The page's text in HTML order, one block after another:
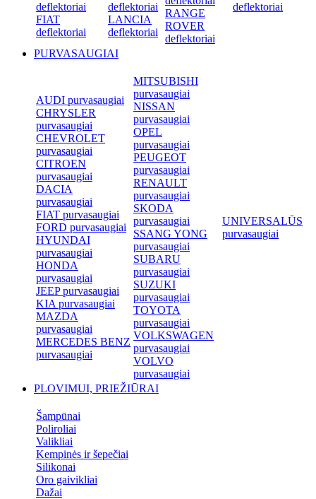
deflektoriai
FIAT
deflektoriai
deflektoriai
LANCIA
deflektoriai
RANGE
ROVER
deflektoriai
deflektoriai
PURVASAUGIAI
AUDI purvasaugiai
CHRYSLER
purvasaugiai
CHEVROLET
purvasaugiai
CITROEN
purvasaugiai
DACIA
purvasaugiai
FIAT purvasaugiai
FORD purvasaugiai
HYUNDAI
purvasaugiai
HONDA
purvasaugiai
JEEP purvasaugiai
KIA purvasaugiai
MAZDA
purvasaugiai
MERCEDES BENZ
purvasaugiai
MITSUBISHI
purvasaugiai
NISSAN
purvasaugiai
OPEL
purvasaugiai
PEUGEOT
purvasaugiai
RENAULT
purvasaugiai
SKODA
purvasaugiai
SSANG YONG
purvasaugiai
SUBARU
purvasaugiai
SUZUKI
purvasaugiai
TOYOTA
purvasaugiai
VOLKSWAGEN
purvasaugiai
VOLVO
purvasaugiai
UNIVERSALŪS
purvasaugiai
PLOVIMUI, PRIEŽIŪRAI
Šampūnai
Poliroliai
Valikliai
Kempinės ir šepečiai
Silikonai
Oro gaivikliai
Dažai